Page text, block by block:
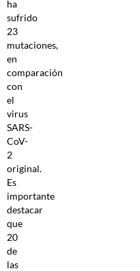
ha
sufrido
23
mutaciones,
en
comparación
con
el
virus
SARS-
CoV-
2
original.
Es
importante
destacar
que
20
de
las